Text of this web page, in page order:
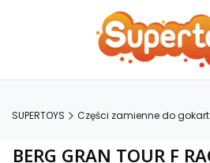
SUPERTOYS Części zamienne do
BERG GRAN TOUR F